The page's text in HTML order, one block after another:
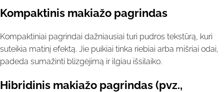
Kompaktinis makiažo pagrindas
Kompaktiniai pagrindai dažniausiai turi pudros tekstūrą, kuri
suteikia matinį efektą. Jie puikiai tinka riebiai arba mišriai odai,
padeda sumažinti blizgėjimą ir ilgiau išsilaiko.
Hibridinis makiažo pagrindas (pvz.,